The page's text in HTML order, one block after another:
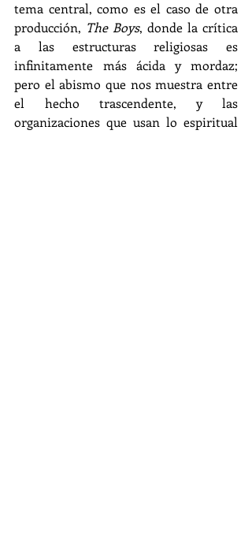
tema central, como es el caso de otra
producción, The Boys, donde la crítica
a las estructuras religiosas es
infinitamente más ácida y mordaz;
pero el abismo que nos muestra entre
el hecho trascendente, y las
organizaciones que usan lo espiritual